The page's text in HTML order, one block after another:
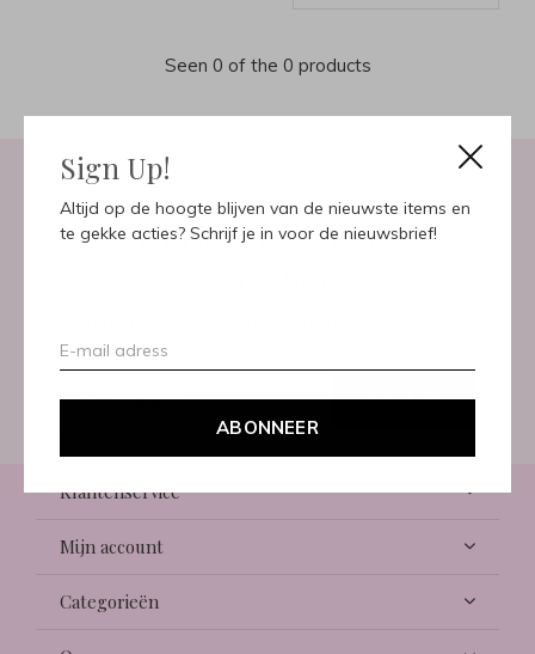
Sign Up!
Altijd op de hoogte blijven van de nieuwste items en
te gekke acties? Schrijf je in voor de nieuwsbrief!
ABONNEER
Seen 0 of the 0 products
Meld je aan voor onze
ABONNEER
Klantenservice
Mijn account
Categorieën